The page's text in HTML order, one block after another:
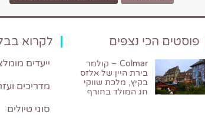
פוסטים הכי נצפים
Colmar – קולמר
בירת היין של אלזס
בקיץ, מלכת שווקי
חג המולד בחורף
לקרוא
ייעדים
מדריכים
סוגי טיולים